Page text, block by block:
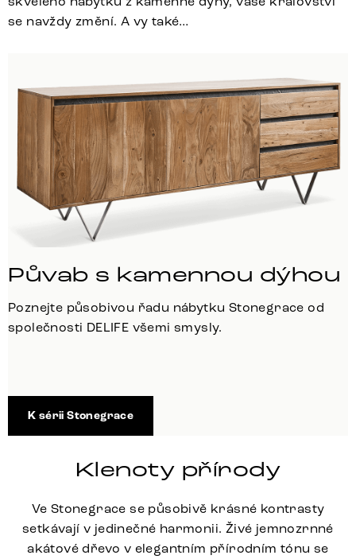
se navždy změní. A vy také…
Půvab s kamennou dýhou
Poznejte působivou řadu nábytku Stonegrace od
společnosti DELIFE všemi smysly.
K sérii Stonegrace
Klenoty přírody
Ve Stonegrace se působivě krásné kontrasty
setkávají v jedinečné harmonii. Živé jemnozrnné
akátové dřevo v elegantním přírodním tónu se